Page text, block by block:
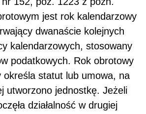
jest rok kalendarzowy
dwanaście kolejnych
kalendarzowych, stosowany
podatkowych. Rok obrotowy
określa statut lub umowa, na
utworzono jednostkę. Jeżeli
działalność w drugiej